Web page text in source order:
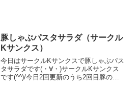
豚しゃぶパスタサラダ（サークル
Kサンクス）
今日はサークルKサンクスで豚しゃぶパス
タサラダです(・∀・)サークルKサンクス
です(^^)/今日2回更新のうち2回目豚の色